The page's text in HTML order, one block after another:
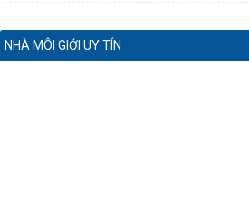
NHÀ MÔI GIỚI UY TÍN